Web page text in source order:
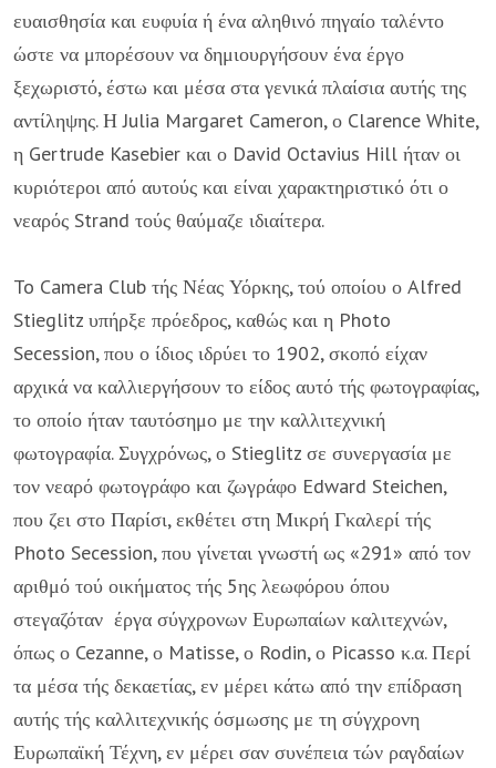
ευαισθησία και ευφυία ή ένα αληθινό πηγαίο ταλέντο
ώστε να μπορέ­σουν να δημιουργήσουν ένα έργο
ξεχωριστό, έστω και μέσα στα γενικά πλαίσια αυτής της
αντίληψης. Η Julia Margaret Cameron, ο Clarence White,
η Gertrude Kasebier και ο David Octavius Hill ήταν οι
κυριότεροι από αυτούς και είναι χα­ρακτηριστικό ότι ο
νεαρός Strand τούς θαύμαζε ιδιαίτερα.
To Camera Club τής Νέας Υόρκης, τού οποίου ο Alfred
Stieglitz υπήρξε πρό­εδρος, καθώς και η Photo
Secession, που ο ίδιος ιδρύει το 1902, σκοπό είχαν
αρχικά να καλλιεργήσουν το είδος αυτό τής φωτογραφίας,
το οποίο ήταν ταυ­τόσημο με την καλλιτεχνική
φωτογραφία. Συγχρόνως, ο Stieglitz σε συνεργασία με
τον νεαρό φωτογράφο και ζωγράφο Edward Steichen,
που ζει στο Παρίσι, εκ­θέτει στη Μικρή Γκαλερί τής
Photo Secession, που γίνεται γνωστή ως «291» από τον
αριθμό τού οικήματος τής 5ης λεωφόρου όπου
στεγαζόταν έργα σύγ­χρονων Ευρωπαίων καλιτεχνών,
όπως ο Cezanne, ο Matisse, ο Rodin, ο Picasso κ.α. Περί
τα μέσα τής δεκαετίας, εν μέρει κάτω από την επίδραση
αυτής τής καλλιτεχνικής όσμωσης με τη σύγχρονη
Ευρωπαϊκή Τέχνη, εν μέρει σαν συνέ­πεια τών ραγδαίων